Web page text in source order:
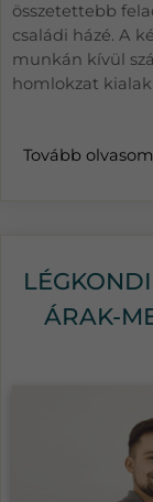
összetettebb
családi házé. A
munkán kívül
homlokzat
Tovább olvasom
ÁRAK-